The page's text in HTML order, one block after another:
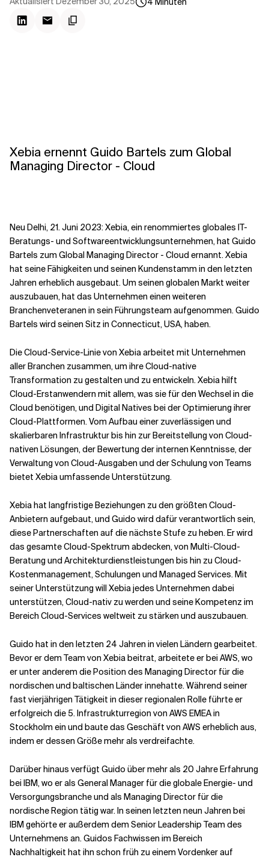
Verwandte Themen
Xebia ernennt Guido Bartels zum Global
Managing Director - Cloud
Neu Delhi, 21. Juni 2023: Xebia, ein renommiertes globales IT-
Beratungs- und Softwareentwicklungsunternehmen, hat Guido
Bartels zum Global Managing Director - Cloud ernannt. Xebia
hat seine Fähigkeiten und seinen Kundenstamm in den letzten
Jahren erheblich ausgebaut. Um seinen globalen Markt weiter
auszubauen, hat das Unternehmen einen weiteren
Branchenveteranen in sein Führungsteam aufgenommen. Guido
Bartels wird seinen Sitz in Connecticut, USA, haben.
Die Cloud-Service-Linie von Xebia arbeitet mit Unternehmen
aller Branchen zusammen, um ihre Cloud-native
Transformation zu gestalten und zu entwickeln. Xebia hilft
Cloud-Erstanwendern mit allem, was sie für den Wechsel in die
Cloud benötigen, und Digital Natives bei der Optimierung ihrer
Cloud-Plattformen. Vom Aufbau einer zuverlässigen und
skalierbaren Infrastruktur bis hin zur Bereitstellung von Cloud-
nativen Lösungen, der Bewertung der internen Kenntnisse, der
Verwaltung von Cloud-Ausgaben und der Schulung von Teams
bietet Xebia umfassende Unterstützung.
Xebia hat langfristige Beziehungen zu den größten Cloud-
Anbietern aufgebaut, und Guido wird dafür verantwortlich sein,
diese Partnerschaften auf die nächste Stufe zu heben. Er wird
das gesamte Cloud-Spektrum abdecken, von Multi-Cloud-
Beratung und Architekturdienstleistungen bis hin zu Cloud-
Kostenmanagement, Schulungen und Managed Services. Mit
seiner Unterstützung will Xebia jedes Unternehmen dabei
unterstützen, Cloud-nativ zu werden und seine Kompetenz im
Bereich Cloud-Services weltweit zu stärken und auszubauen.
Guido hat in den letzten 24 Jahren in vielen Ländern gearbeitet.
Bevor er dem Team von Xebia beitrat, arbeitete er bei AWS, wo
er unter anderem die Position des Managing Director für die
nordischen und baltischen Länder innehatte. Während seiner
fast vierjährigen Tätigkeit in dieser regionalen Rolle führte er
erfolgreich die 5. Infrastrukturregion von AWS EMEA in
Stockholm ein und baute das Geschäft von AWS erheblich aus,
indem er dessen Größe mehr als verdreifachte.
Darüber hinaus verfügt Guido über mehr als 20 Jahre Erfahrung
bei IBM, wo er als General Manager für die globale Energie- und
Versorgungsbranche und als Managing Director für die
nordische Region tätig war. In seinen letzten neun Jahren bei
IBM gehörte er außerdem dem Senior Leadership Team des
Unternehmens an. Guidos Fachwissen im Bereich
Nachhaltigkeit hat ihn schon früh zu einem Vordenker auf